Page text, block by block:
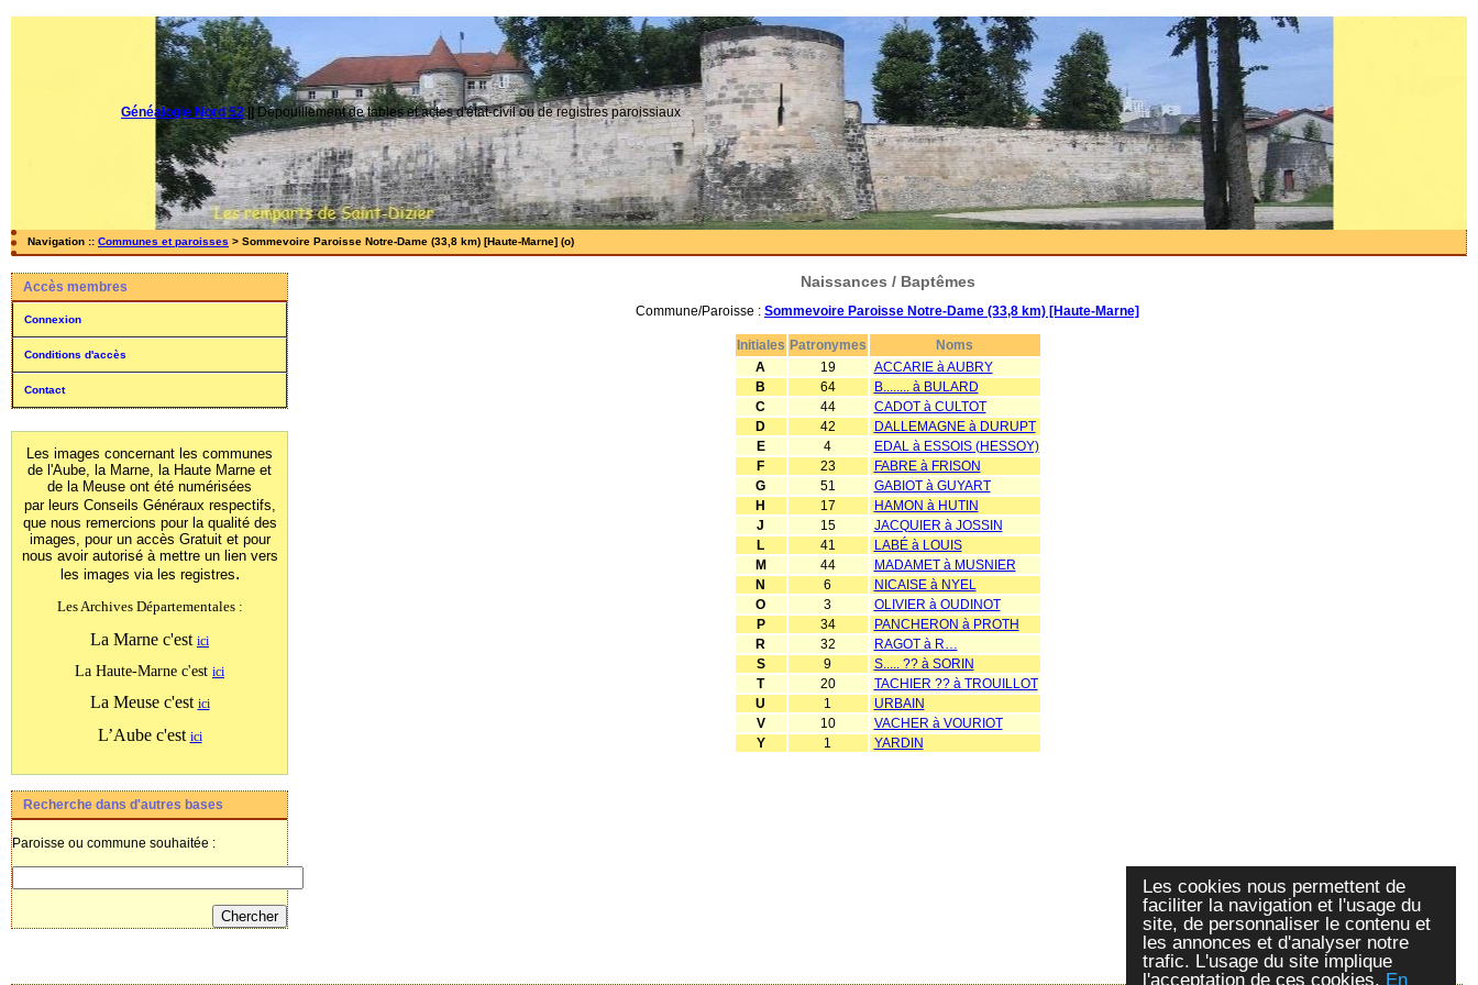
Les cookies nous permettent de
faciliter la navigation et l'usage du
site, de personnaliser le contenu et
les annonces et d'analyser notre
trafic. L'usage du site implique
l'acceptation de ces cookies. En
Généalogie Nord 52|| Dépouillement de tables et actes d'état-civil ou de registres paroissiaux
Navigation :: Communes et paroisses > Sommevoire Paroisse Notre-Dame (33,8 km) [Haute-Marne] (o)
Accès membres
Connexion
Conditions d'accès
Contact
Les images concernant les communes
de l'Aube, la Marne, la Haute Marne et
de la Meuse ont été numérisées
par leurs Conseils Généraux respectifs,
que nous remercions pour la qualité des
images, pour un accès Gratuit et pour
nous avoir autorisé à mettre un lien vers
les images via les registres.
Les Archives Départementales :
La Marne c'est ici
La Haute-Marne c'est ici
La Meuse c'est ici
L’Aube c'est ici
Recherche dans d'autres bases
Paroisse ou commune souhaitée :
Naissances / Baptêmes
Commune/Paroisse : Sommevoire Paroisse Notre-Dame (33,8 km) [Haute-Marne]
Initiales Patronymes
Noms
A
19
ACCARIE à AUBRY
B
64
B........ à BULARD
C
44
CADOT à CULTOT
D
42
DALLEMAGNE à DURUPT
E
4
EDAL à ESSOIS (HESSOY)
F
23
FABRE à FRISON
G
51
GABIOT à GUYART
H
17
HAMON à HUTIN
J
15
JACQUIER à JOSSIN
L
41
LABÉ à LOUIS
M
44
MADAMET à MUSNIER
N
6
NICAISE à NYEL
O
3
OLIVIER à OUDINOT
P
34
PANCHERON à PROTH
R
32
RAGOT à R…
S
9
S..... ?? à SORIN
T
20
TACHIER ?? à TROUILLOT
U
1
URBAIN
V
10
VACHER à VOURIOT
Y
1 YARDIN